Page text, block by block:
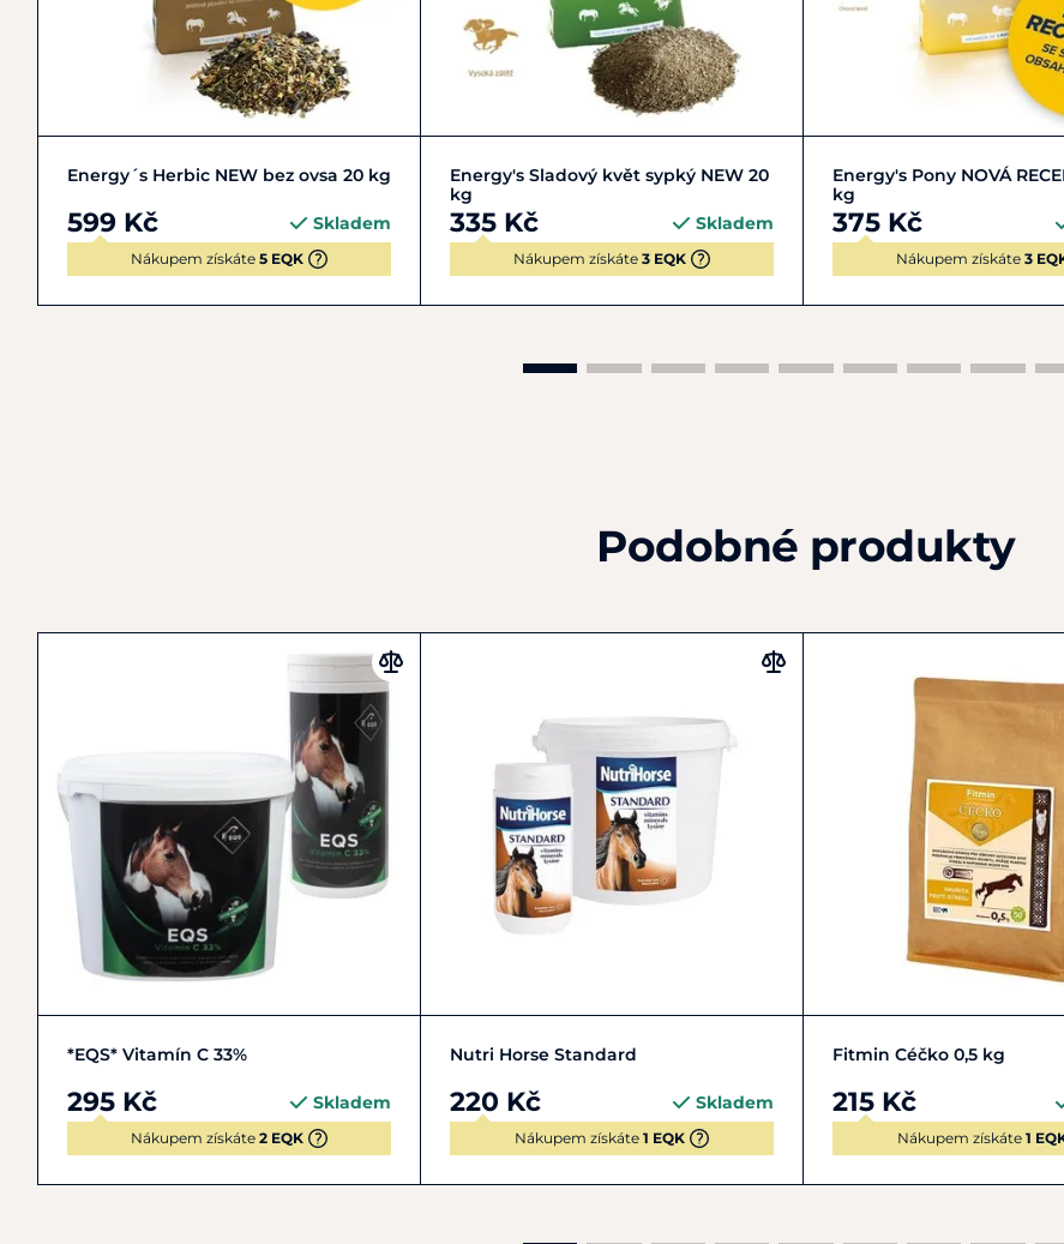
Do košíku
Energy´s Herbic NEW bez ovsa 20 kg
599 Kč Skladem
Nákupem získáte 5 EQK
Do košíku
Energy's Sladový květ sypký NEW 20
kg
335 Kč Skladem
Nákupem získáte 3 EQK
Do košíku
Energy's Pony NOVÁ
kg
375 Kč
Nákupem získáte 3
Podobné produkty
Zobrazit detail
*EQS* Vitamín C 33%
295 Kč Skladem
Nákupem získáte 2 EQK
Zobrazit detail
Nutri Horse Standard
220 Kč Skladem
Nákupem získáte 1 EQK
Do košíku
Fitmin Céčko 0,5 kg
215 Kč
Nákupem získáte 1